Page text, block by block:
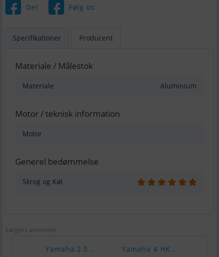
Del Følg os
Specifikationer Producent
Materiale / Målestok
Materiale Aluminium
Motor / teknisk information
Motor
Generel bedømmelse
Skrog og Køl
Sælgers annoncer
Yamaha 2.5 .. Yamaha 4 HK..